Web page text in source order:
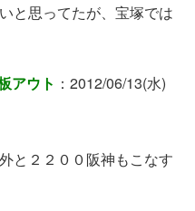
と思ってたが、宝塚では
アウト ：2012/06/13(水)
と２２００阪神もこなす